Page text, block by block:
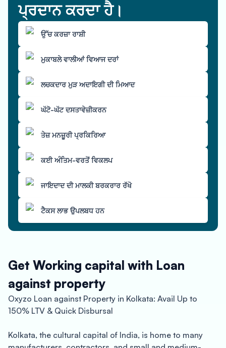
ਪ੍ਰਦਾਨ ਕਰਦਾ ਹੈ।
ਉੱਚ ਕਰਜ਼ਾ ਰਾਸ਼ੀ
ਮੁਕਾਬਲੇ ਵਾਲੀਆਂ ਵਿਆਜ ਦਰਾਂ
ਲਚਕਦਾਰ ਮੁੜ ਅਦਾਇਗੀ ਦੀ ਮਿਆਦ
ਘੱਟੋ-ਘੱਟ ਦਸਤਾਵੇਜ਼ੀਕਰਨ
ਤੇਜ਼ ਮਨਜ਼ੂਰੀ ਪ੍ਰਕਿਰਿਆ
ਕਈ ਅੰਤਿਮ-ਵਰਤੋਂ ਵਿਕਲਪ
ਜਾਇਦਾਦ ਦੀ ਮਾਲਕੀ ਬਰਕਰਾਰ ਰੱਖੋ
ਟੈਕਸ ਲਾਭ ਉਪਲਬਧ ਹਨ
Get Working capital with Loan
against property
Oxyzo Loan against Property in Kolkata: Avail Up to
150% LTV & Quick Disbursal
Kolkata, the cultural capital of India, is home to many